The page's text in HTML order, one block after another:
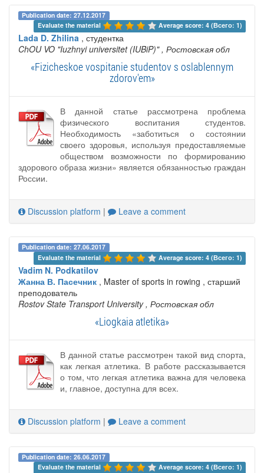
Publication date: 27.12.2017
Evaluate the material
Average score: 4 (Всего: 1)
Lada D. Zhilina , студентка
ChOU VO "Iuzhnyi universitet (IUBiP)" , Ростовская обл
«Fizicheskoe vospitanie studentov s oslablennym
zdorov'em»
В данной статье рассмотрена проблема
физического воспитания студентов.
Необходимость «заботиться о состоянии
своего здоровья, используя предоставляемые
обществом возможности по формированию
здорового образа жизни» является обязанностью граждан
России.
Discussion platform | Leave a comment
Publication date: 27.06.2017
Evaluate the material
Average score: 4 (Всего: 1)
Vadim N. Podkatilov
Жанна В. Пасечник , Master of sports in rowing , старший
преподователь
Rostov State Transport University , Ростовская обл
«Liogkaia atletika»
В данной статье рассмотрен такой вид спорта,
как легкая атлетика. В работе рассказывается
о том, что легкая атлетика важна для человека
и, главное, доступна для всех.
Discussion platform | Leave a comment
Publication date: 26.06.2017
Evaluate the material
Average score: 4 (Всего: 1)